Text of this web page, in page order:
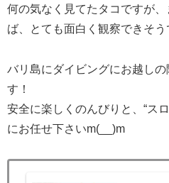
何の気なく見てたタコですが
ば、とても面白く観察できそ
バリ島にダイビングにお越し
す！
安全に楽しくのんびりと、“ス
にお任せ下さいm(__)m